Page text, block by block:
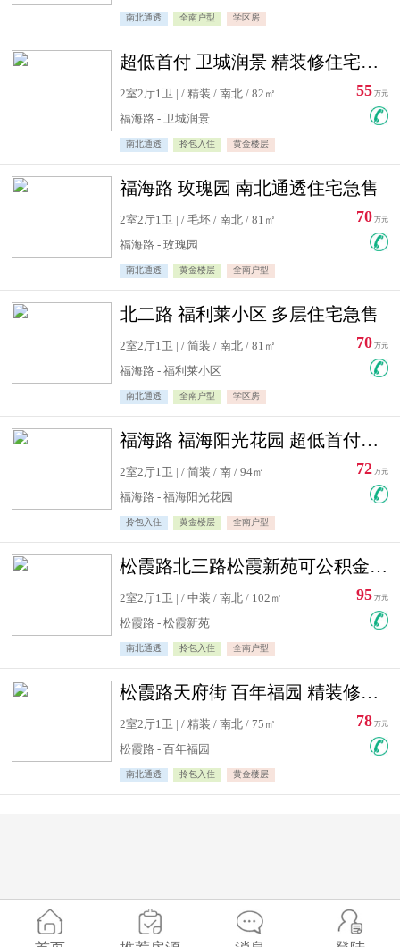
南北通透 全南户型 学区房
超低首付 卫城润景 精装修住宅急售 可公积金贷款
2室2厅1卫 | / 精装 / 南北 / 82㎡
福海路 - 卫城润景
南北通透 拎包入住 黄金楼层
55 万元
福海路 玫瑰园 南北通透住宅急售
2室2厅1卫 | / 毛坯 / 南北 / 81㎡
福海路 - 玫瑰园
南北通透 黄金楼层 全南户型
70 万元
北二路 福利莱小区 多层住宅急售
2室2厅1卫 | / 简装 / 南北 / 81㎡
福海路 - 福利莱小区
南北通透 全南户型 学区房
70 万元
福海路 福海阳光花园 超低首付住宅急售
2室2厅1卫 | / 简装 / 南 / 94㎡
福海路 - 福海阳光花园
拎包入住 黄金楼层 全南户型
72 万元
松霞路北三路松霞新苑可公积金贷款北小区南北通透住宅急售
2室2厅1卫 | / 中装 / 南北 / 102㎡
松霞路 - 松霞新苑
南北通透 拎包入住 全南户型
95 万元
松霞路天府街 百年福园 精装修住宅急售
2室2厅1卫 | / 精装 / 南北 / 75㎡
松霞路 - 百年福园
南北通透 拎包入住 黄金楼层
78 万元